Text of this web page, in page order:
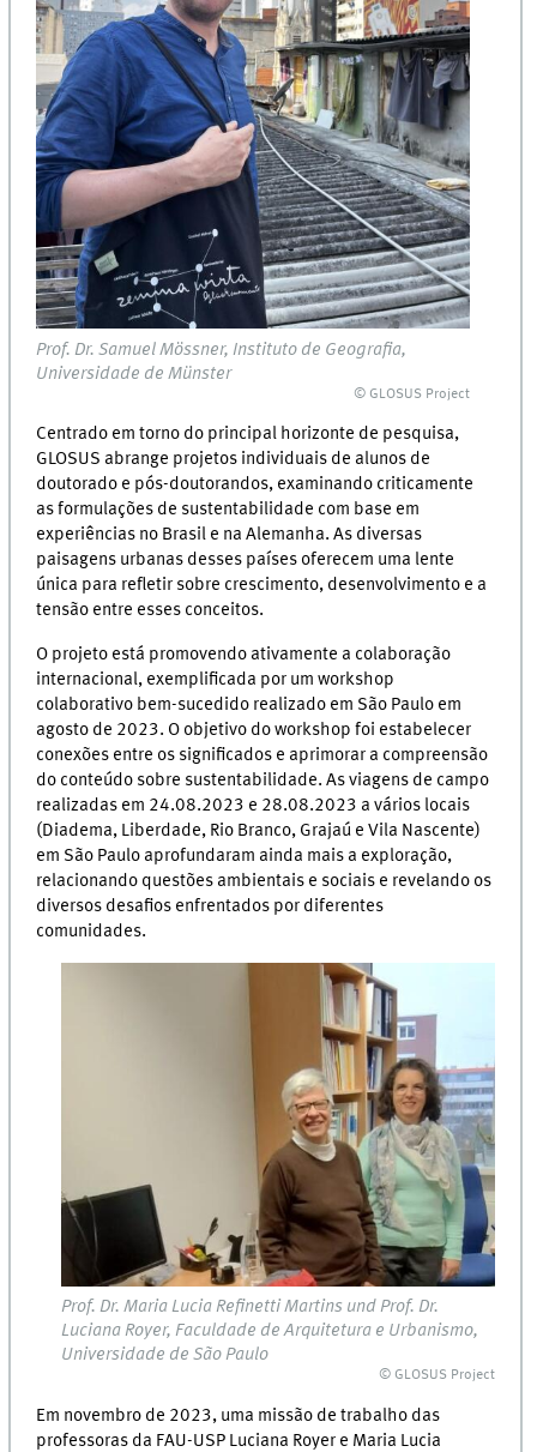
Prof. Dr. Samuel Mössner, Instituto de Geografia,
Universidade de Münster
© GLOSUS Project
Centrado em torno do principal horizonte de pesquisa,
GLOSUS abrange projetos individuais de alunos de
doutorado e pós-doutorandos, examinando criticamente
as formulações de sustentabilidade com base em
experiências no Brasil e na Alemanha. As diversas
paisagens urbanas desses países oferecem uma lente
única para refletir sobre crescimento, desenvolvimento e a
tensão entre esses conceitos.
O projeto está promovendo ativamente a colaboração
internacional, exemplificada por um workshop
colaborativo bem-sucedido realizado em São Paulo em
agosto de 2023. O objetivo do workshop foi estabelecer
conexões entre os significados e aprimorar a compreensão
do conteúdo sobre sustentabilidade. As viagens de campo
realizadas em 24.08.2023 e 28.08.2023 a vários locais
(Diadema, Liberdade, Rio Branco, Grajaú e Vila Nascente)
em São Paulo aprofundaram ainda mais a exploração,
relacionando questões ambientais e sociais e revelando os
diversos desafios enfrentados por diferentes
comunidades.
Prof. Dr. Maria Lucia Refinetti Martins und Prof. Dr.
Luciana Royer, Faculdade de Arquitetura e Urbanismo,
Universidade de São Paulo
© GLOSUS Project
Em novembro de 2023, uma missão de trabalho das
professoras da FAU-USP Luciana Royer e Maria Lucia